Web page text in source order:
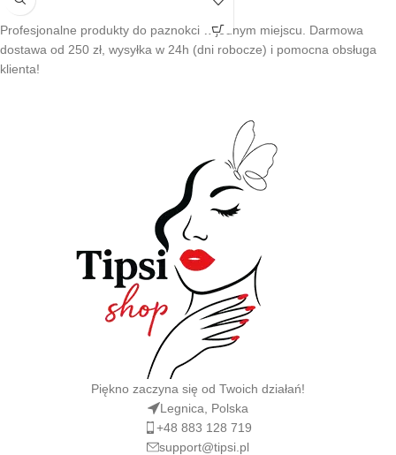
Profesjonalne produkty do paznokci w jednym miejscu. Darmowa
dostawa od 250 zł, wysyłka w 24h (dni robocze) i pomocna obsługa
klienta!
Piękno zaczyna się od Twoich działań!
Legnica, Polska
+48 883 128 719
support@tipsi.pl